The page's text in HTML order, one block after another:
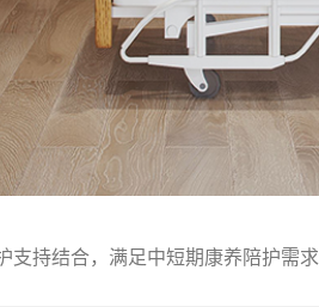
支持结合，满足中短期康养陪护需求